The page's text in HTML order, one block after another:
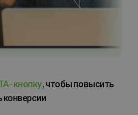
кнопку, чтобы повысить
конверсии